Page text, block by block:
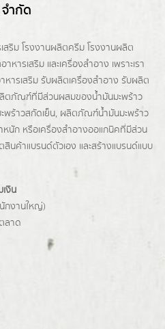
ำกัด
สริม โรงงานผลิตครีม โรงงานผลิต
าหารเสริม และเครื่องสำอาง เพราะเรา
ารเสริม รับผลิตเครื่องสำอาง รับผลิต
ลิตภัณฑ์ที่มีส่วนผสมของน้ำมันมะพร้าว
ะพร้าวสกัดเย็น, ผลิตภัณฑ์น้ำมันมะพร้าว
หนัก หรือเครื่องสำอางออแกนิคที่มีส่วน
นค้าแบรนด์ตัวเอง และสร้างแบรนด์แบบ
งิน
กงานใหญ่)
ลาด